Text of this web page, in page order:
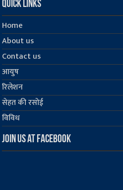
Quick Links
Home
About us
Contact us
आयुष
रिलेशन
सेहत की रसोई
विविध
Join us at Facebook